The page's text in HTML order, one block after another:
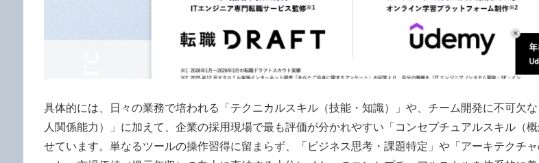
具体的には、日々の業務で培われる「テクニカルスキル（技能・知識）」や、チーム開発に不可欠
人関係能力）」に加えて、企業の採用現場で最も評価が分かれやすい「コンセプチュアルスキル（
せています。単なるツールの操作習得に留まらず、「ビジネス思考・課題特定」や「アーキテクチ